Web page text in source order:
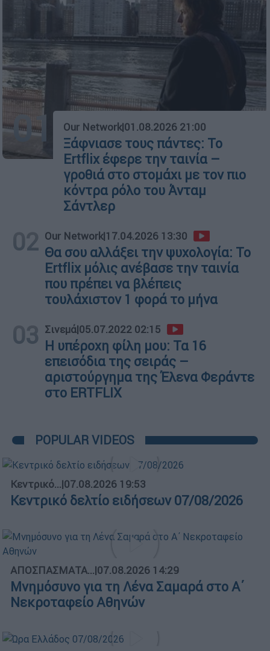
01 Our Network|01.08.2026 21:00
Ξάφνιασε τους πάντες: Το
Ertflix έφερε την ταινία –
γροθιά στο στομάχι με τον πιο
κόντρα ρόλο του Άνταμ
Σάντλερ
02 Our Network|17.04.2026 13:30
Θα σου αλλάξει την ψυχολογία: Το
Ertflix μόλις ανέβασε την ταινία
που πρέπει να βλέπεις
τουλάχιστον 1 φορά το μήνα
03 Σινεμά|05.07.2022 02:15
Η υπέροχη φίλη μου: Τα 16
επεισόδια της σειράς –
αριστούργημα της Έλενα Φεράντε
στο ERTFLIX
POPULAR VIDEOS
Κεντρικό...|07.08.2026 19:53
Κεντρικό δελτίο ειδήσεων 07/08/2026
ΑΠΟΣΠΑΣΜΑΤΑ...|07.08.2026 14:29
Μνημόσυνο για τη Λένα Σαμαρά στο Α΄
Νεκροταφείο Αθηνών